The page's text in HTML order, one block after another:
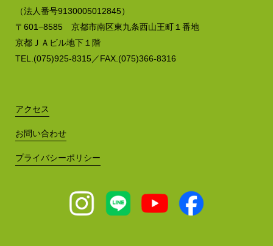
（法人番号9130005012845）
〒601−8585 京都市南区東九条西山王町１番地
京都ＪＡビル地下１階
TEL.(075)925-8315／FAX.(075)366-8316
アクセス
お問い合わせ
プライバシーポリシー